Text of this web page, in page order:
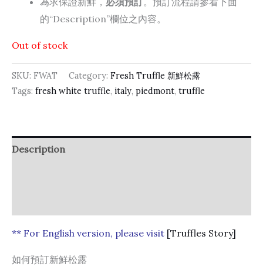
的“Description”欄位之內容。
Out of stock
SKU: FWAT Category: Fresh Truffle 新鮮松露
Tags: fresh white truffle, italy, piedmont, truffle
Description
** For English version, please visit [Truffles Story]
如何預訂新鮮松露